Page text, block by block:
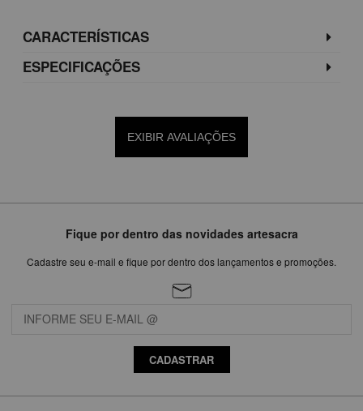
CARACTERÍSTICAS
ESPECIFICAÇÕES
EXIBIR AVALIAÇÕES
Fique por dentro das novidades artesacra
Cadastre seu e-mail e fique por dentro dos lançamentos e promoções.
CADASTRAR